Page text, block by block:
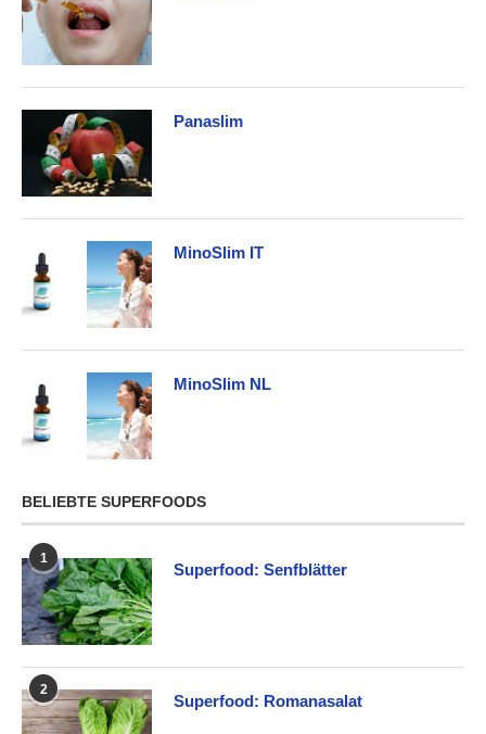
Panaslim
MinoSlim IT
MinoSlim NL
BELIEBTE SUPERFOODS
1
Superfood: Senfblätter
2
Superfood: Romanasalat